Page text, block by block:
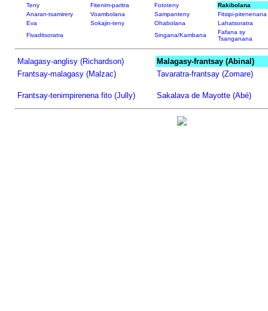
Teny Fitenim-paritra Fototeny
Rakibolana
Anaran-tsamirery
Voambolana Sampanteny
Fitsipi-pitenenana
Eva
Sokajin-teny Ohabolana
Lahatsoratra
Fivaditsoratra
Singana/Kambana
Fafana sy
Tsanganana
Malagasy-anglisy (Richardson)
Malagasy-frantsay (Abinal)
Frantsay-malagasy (Malzac)
Tavaratra-frantsay (Zomare)
Frantsay-tenimpirenena fito (Jully) Sakalava de Mayotte (Abé)